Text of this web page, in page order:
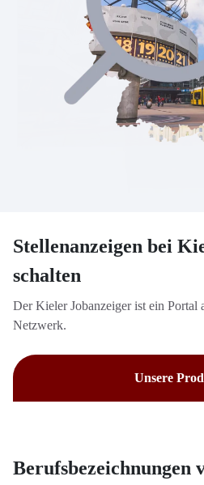
Stellenanzeigen bei
schalten
Der Kieler Jobanzeiger ist ein Portal
Netzwerk.
Unsere
Berufsbezeichnungen